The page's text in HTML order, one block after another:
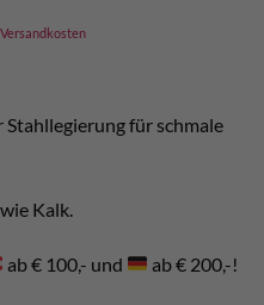
Versandkosten
Stahllegierung für schmale
Kalk.
ab € 100,- und ab € 200,-!